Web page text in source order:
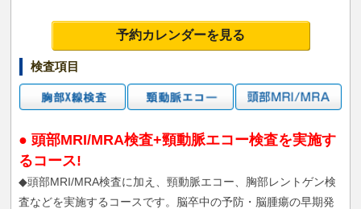
予約カレンダーを見る
検査項目
● 頭部MRI/MRA検査+頸動脈エコー検査を実施す
るコース!
◆頭部MRI/MRA検査に加え、頸動脈エコー、胸部レントゲン検
査などを実施するコースです。脳卒中の予防・脳腫瘍の早期発